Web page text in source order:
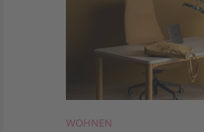
WOHNEN